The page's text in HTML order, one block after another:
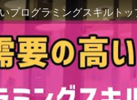
プログラミングスキルトッ